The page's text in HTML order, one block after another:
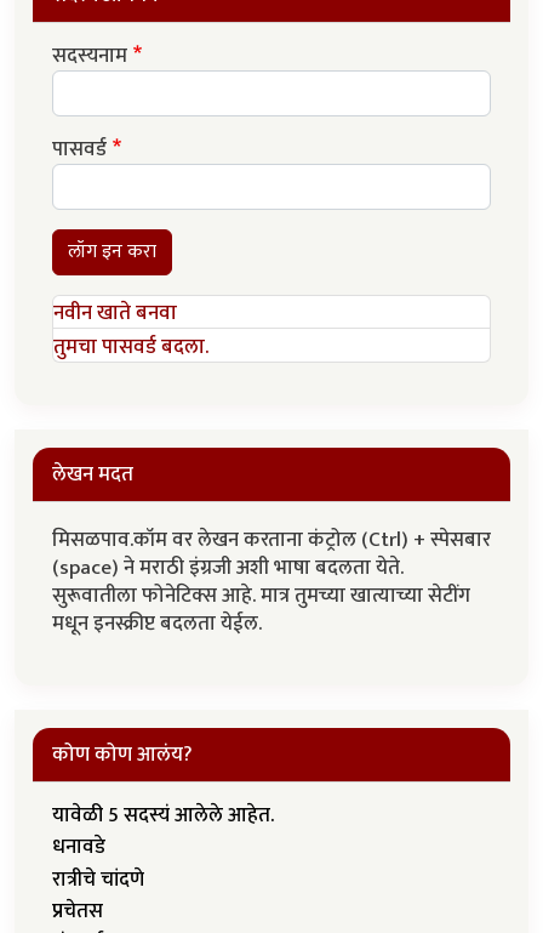
सदस्यनाम
पासवर्ड
लॉग इन करा
नवीन खाते बनवा
तुमचा पासवर्ड बदला.
लेखन मदत
मिसळपाव.कॉम वर लेखन करताना कंट्रोल (Ctrl) + स्पेसबार
(space) ने मराठी इंग्रजी अशी भाषा बदलता येते.
सुरूवातीला फोनेटिक्स आहे. मात्र तुमच्या खात्याच्या सेटींग
मधून इनस्क्रीप्ट बदलता येईल.
कोण कोण आलंय?
यावेळी 5 सदस्यं आलेले आहेत.
धनावडे
रात्रीचे चांदणे
प्रचेतस